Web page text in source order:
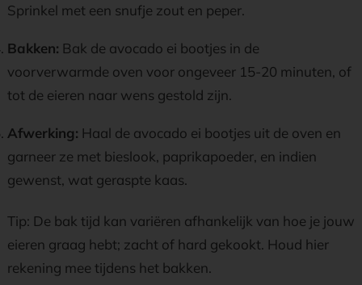
Sprinkel met een snufje zout en peper.
Bakken: Bak de avocado ei bootjes in de
voorverwarmde oven voor ongeveer 15-20 minuten, of
tot de eieren naar wens gestold zijn.
Afwerking: Haal de avocado ei bootjes uit de oven en
garneer ze met bieslook, paprikapoeder, en indien
gewenst, wat geraspte kaas.
Tip: De bak tijd kan variëren afhankelijk van hoe je jouw
eieren graag hebt; zacht of hard gekookt. Houd hier
rekening mee tijdens het bakken.